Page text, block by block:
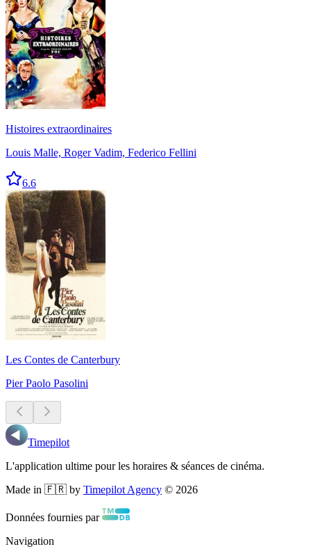
Histoires extraordinaires
Louis Malle, Roger Vadim, Federico Fellini
6.6
Les Contes de Canterbury
Pier Paolo Pasolini
Timepilot
L'application ultime pour les horaires & séances de cinéma.
Made in 🇫🇷 by Timepilot Agency © 2026
Données fournies par
Navigation